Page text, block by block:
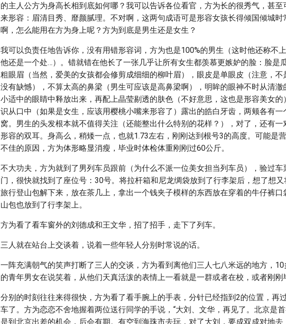
的主人公方为身高长相到底如何哪？我可以告诉各位看官，方为长的很秀气，甚至
来形容：眉清目秀、靡颜腻理。不对啊，这两句成语可是形容女孩长得倾国倾城时
啊，怎么能用在方为身上呢？方为到底是男生还是女生？
我可以负责任地告诉你，没有用错形容词，方为也是100%的男生（这时他还称不
他还是一个处…）。错就错在他长了一张几乎让所有女生都羡慕更嫉妒的脸：脸是
粗眼眉（当然，爱美的女孩都会修剪成细细的柳叶眉），眼皮是单眼皮（注意，不
没有缺憾），不算太高的鼻梁（男生可应该是高鼻梁啊），明眸的眼神不时从清澈
小适中的眼睛中释放出来，再配上晶莹剔透的肤色（不好意思，这也是形容美女的
识从口中（如果是女生，应该用樱桃小嘴来形容了）露出的皓白牙齿，两颊各有一
窝。男生的头发根本就不值得关注（还能整出什么特别的花样？），对了，还有一
形容的双耳。身高么，稍矮一点，也就1.73左右，刚刚达到根号3的高度。可能是
不佳的原因，方为体形略显消瘦，毕业时体检体重刚刚过60公斤。
不大功夫，方为就到了男列车员跟前（为什么不派一位美女担当列车员），验过车
门，很快就找到了座位号：30号。将拉杆箱和尼龙绸袋放到了行李架后，想了想
旅行登山包解下来，放在茶几上，拿出一个钱夹子模样的东西放在穿着的牛仔裤口
山包也放到了行李架上。
方为看了看车窗外的刘德成和王文华，招了招手，走下了列车。
三人就在站台上交谈着，说着一些年轻人分别时常说的话。
一阵充满朝气的笑声打断了三人的交谈，方为看到离他们三人七八米远的地方，
的青年男女在说笑着，从他们天真活泼的表情上一看就是一群或者在校，或者刚刚
分别的时刻往往来得很快，方为看了看手腕上的手表，分针已经指到2的位置，再
车了。方为恋恋不舍地握着两位送行同学的手说，“大刘、文华，再见了。北京是
是到北京出差的机会，后会有期。有空到海珠市去玩，对了大刘，要成双成对地去